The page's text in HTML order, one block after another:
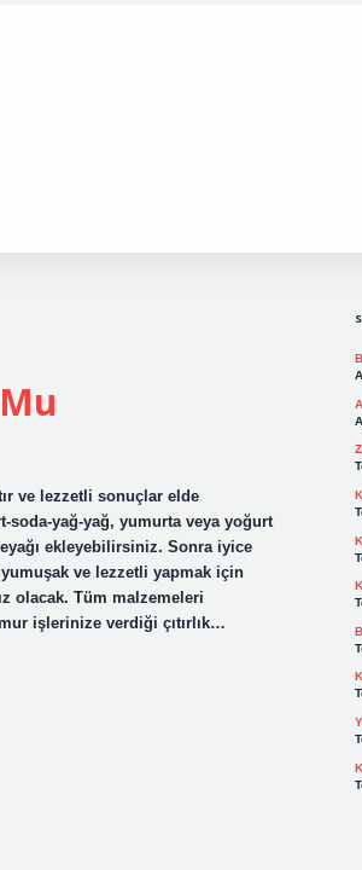
ve lezzetli sonuçlar elde
soda-yağ-yağ, yumurta veya yoğurt
ekleyebilirsiniz. Sonra iyice
yumuşak ve lezzetli yapmak için
olacak. Tüm malzemeleri
işlerinize verdiği çıtırlık…